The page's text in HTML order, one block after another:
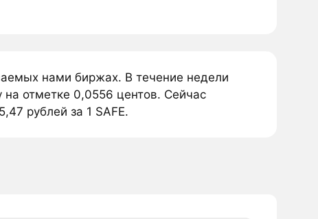
нами биржах. В течение недели
отметке 0,0556 центов. Сейчас
рублей за 1 SAFE.